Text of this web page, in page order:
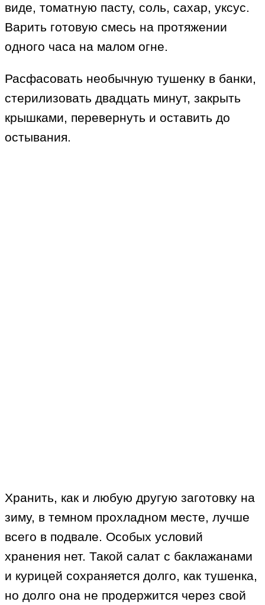
виде, томатную пасту, соль, сахар, уксус.
Варить готовую смесь на протяжении
одного часа на малом огне.
Расфасовать необычную тушенку в банки,
стерилизовать двадцать минут, закрыть
крышками, перевернуть и оставить до
остывания.
Хранить, как и любую другую заготовку на
зиму, в темном прохладном месте, лучше
всего в подвале. Особых условий
хранения нет. Такой салат с баклажанами
и курицей сохраняется долго, как тушенка,
но долго она не продержится через свой